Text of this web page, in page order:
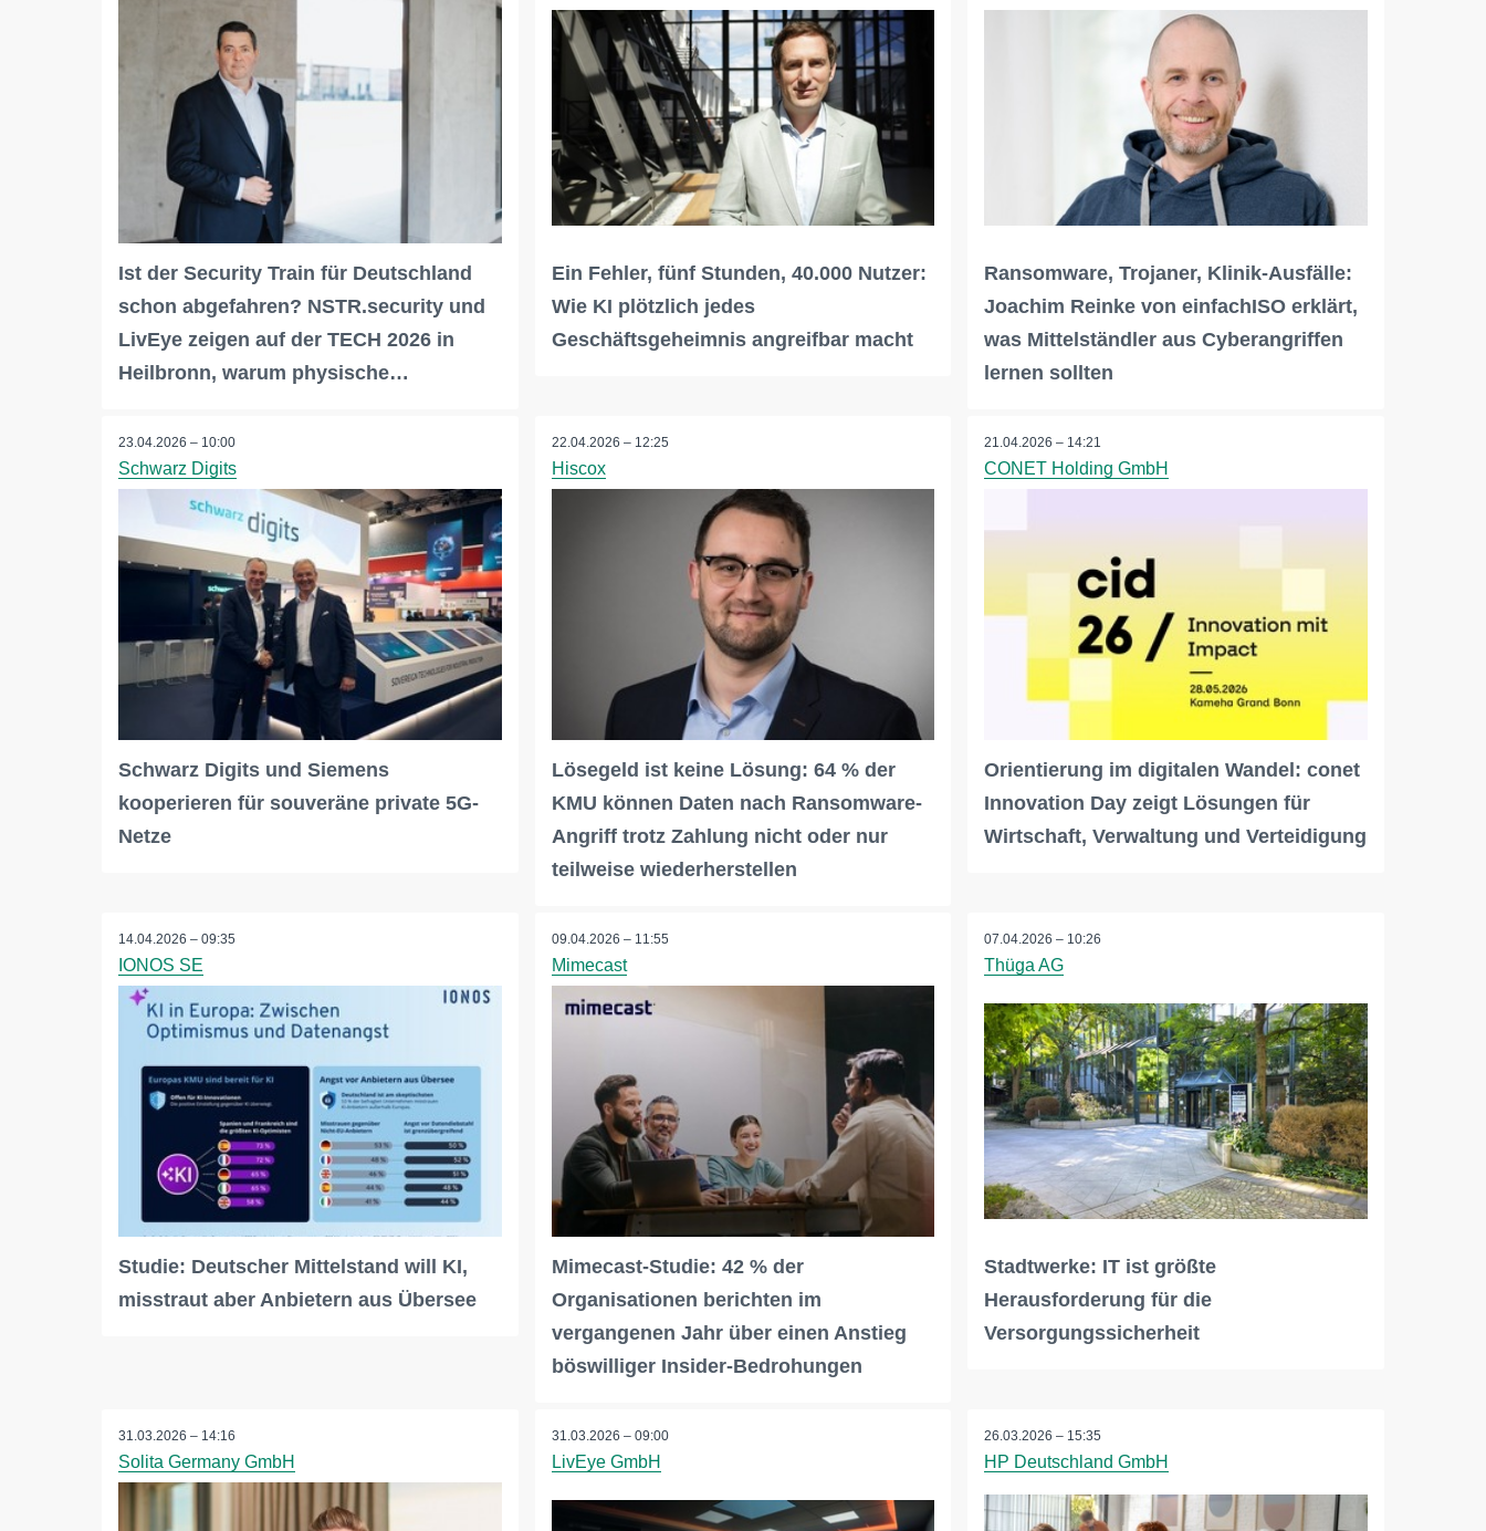
Ist der Security Train für Deutschland
schon abgefahren? NSTR.security und
LivEye zeigen auf der TECH 2026 in
Heilbronn, warum physische…
Ein Fehler, fünf Stunden, 40.000 Nutzer:
Wie KI plötzlich jedes
Geschäftsgeheimnis angreifbar macht
Ransomware, Trojaner, Klinik-Ausfälle:
Joachim Reinke von einfachISO erklärt,
was Mittelständler aus Cyberangriffen
lernen sollten
23.04.2026 – 10:00
Schwarz Digits
Schwarz Digits und Siemens
kooperieren für souveräne private 5G-
Netze
22.04.2026 – 12:25
Hiscox
Lösegeld ist keine Lösung: 64 % der
KMU können Daten nach Ransomware-
Angriff trotz Zahlung nicht oder nur
teilweise wiederherstellen
21.04.2026 – 14:21
CONET Holding GmbH
Orientierung im digitalen Wandel: conet
Innovation Day zeigt Lösungen für
Wirtschaft, Verwaltung und Verteidigung
14.04.2026 – 09:35
IONOS SE
Studie: Deutscher Mittelstand will KI,
misstraut aber Anbietern aus Übersee
09.04.2026 – 11:55
Mimecast
Mimecast-Studie: 42 % der
Organisationen berichten im
vergangenen Jahr über einen Anstieg
böswilliger Insider-Bedrohungen
07.04.2026 – 10:26
Thüga AG
Stadtwerke: IT ist größte
Herausforderung für die
Versorgungssicherheit
31.03.2026 – 14:16
Solita Germany GmbH
31.03.2026 – 09:00
LivEye GmbH
26.03.2026 – 15:35
HP Deutschland GmbH